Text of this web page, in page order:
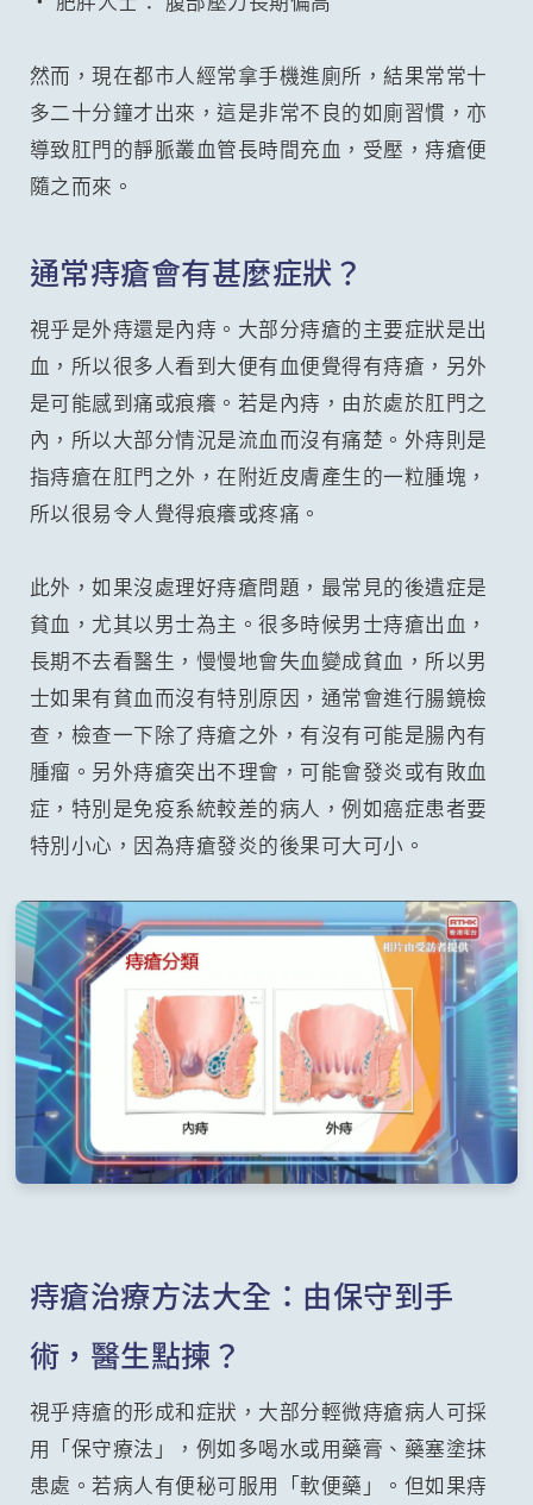
然而，現在都市人經常拿手機進廁所，結果常常十
多二十分鐘才出來，這是非常不良的如廁習慣，亦
導致肛門的靜脈叢血管長時間充血，受壓，痔瘡便
隨之而來。
通常痔瘡會有甚麼症狀？
視乎是外痔還是內痔。大部分痔瘡的主要症狀是出
血，所以很多人看到大便有血便覺得有痔瘡，另外
是可能感到痛或痕癢。若是內痔，由於處於肛門之
內，所以大部分情況是流血而沒有痛楚。外痔則是
指痔瘡在肛門之外，在附近皮膚產生的一粒腫塊，
所以很易令人覺得痕癢或疼痛。
此外，如果沒處理好痔瘡問題，最常見的後遺症是
貧血，尤其以男士為主。很多時候男士痔瘡出血，
長期不去看醫生，慢慢地會失血變成貧血，所以男
士如果有貧血而沒有特別原因，通常會進行腸鏡檢
查，檢查一下除了痔瘡之外，有沒有可能是腸內有
腫瘤。另外痔瘡突出不理會，可能會發炎或有敗血
症，特別是免疫系統較差的病人，例如癌症患者要
特別小心，因為痔瘡發炎的後果可大可小。
痔瘡治療方法大全：由保守到手
術，醫生點揀？
視乎痔瘡的形成和症狀，大部分輕微痔瘡病人可採
用「保守療法」，例如多喝水或用藥膏、藥塞塗抹
患處。若病人有便秘可服用「軟便藥」。但如果痔